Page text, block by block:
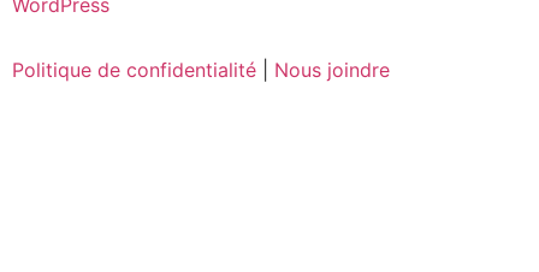
Politique de confidentialité Nous joindre